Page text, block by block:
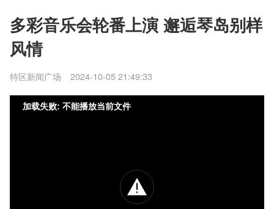
多彩音乐会轮番上演 邂逅琴岛别样
风情
特区新闻广场 2024-10-05 21:49:33
加载失败: 不能播放当前文件